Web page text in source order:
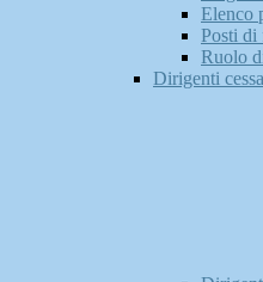
Elenco
Posti di
Ruolo
Dirigenti